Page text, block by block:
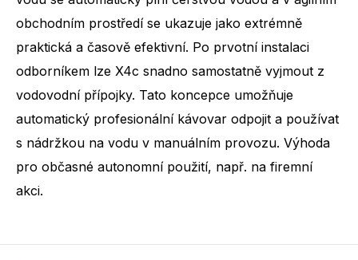
obchodním prostředí se ukazuje jako extrémně
praktická a časově efektivní. Po prvotní instalaci
odborníkem lze X4c snadno samostatně vyjmout z
vodovodní přípojky. Tato koncepce umožňuje
automatický profesionální kávovar odpojit a používat
s nádržkou na vodu v manuálním provozu. Výhoda
pro občasné autonomní použití, např. na firemní
akci.